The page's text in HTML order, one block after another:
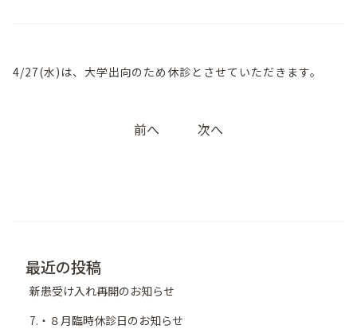
4/27(水)は、大学出向のため休診とさせていただきます。
前へ 次へ
最近の投稿
新患受け入れ再開のお知らせ
7.・８月臨時休診日のお知らせ